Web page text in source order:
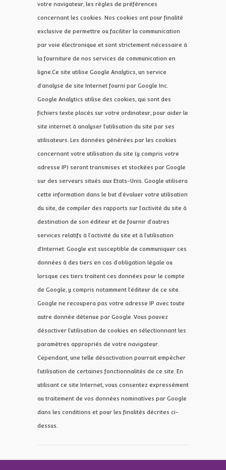
votre navigateur, les règles de préférences
concernant les cookies. Nos cookies ont pour finalité
exclusive de permettre ou faciliter la communication
par voie électronique et sont strictement nécessaire à
la fourniture de nos services de communication en
ligne.Ce site utilise Google Analytics, un service
d’analyse de site Internet fourni par Google Inc.
Google Analytics utilise des cookies, qui sont des
fichiers texte placés sur votre ordinateur, pour aider le
site internet à analyser l’utilisation du site par ses
utilisateurs. Les données générées par les cookies
concernant votre utilisation du site (y compris votre
adresse IP) seront transmises et stockées par Google
sur des serveurs situés aux Etats-Unis. Google utilisera
cette information dans le but d’évaluer votre utilisation
du site, de compiler des rapports sur l’activité du site à
destination de son éditeur et de fournir d’autres
services relatifs à l’activité du site et à l’utilisation
d’Internet. Google est susceptible de communiquer ces
données à des tiers en cas d’obligation légale ou
lorsque ces tiers traitent ces données pour le compte
de Google, y compris notamment l’éditeur de ce site.
Google ne recoupera pas votre adresse IP avec toute
autre donnée détenue par Google. Vous pouvez
désactiver l’utilisation de cookies en sélectionnant les
paramètres appropriés de votre navigateur.
Cependant, une telle désactivation pourrait empêcher
l’utilisation de certaines fonctionnalités de ce site. En
utilisant ce site Internet, vous consentez expressément
au traitement de vos données nominatives par Google
dans les conditions et pour les finalités décrites ci-
dessus.